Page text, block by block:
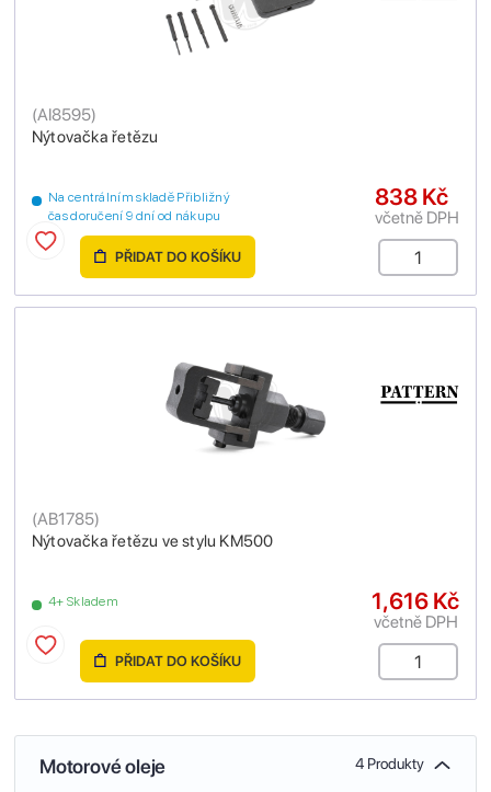
Nýtovačka řetězu
(AI8595)
Na centrálním skladě Přibližný
čas doručení 9 dní od nákupu
838 Kč
včetně DPH
PŘIDAT DO KOŠÍKU
Nýtovačka řetězu ve stylu KM500
(AB1785)
4+ Skladem 1,616 Kč
včetně DPH
PŘIDAT DO KOŠÍKU
Motorové oleje 4 Produkty